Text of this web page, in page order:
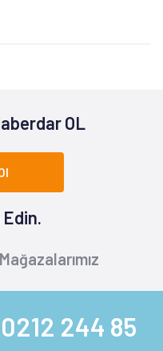
OL
Mağazalarımız
244 85